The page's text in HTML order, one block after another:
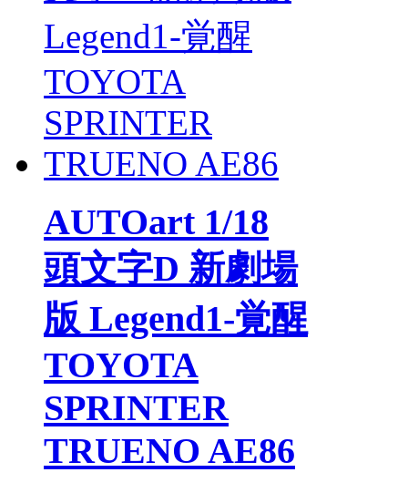
AUTOart 1/18
頭文字D 新劇場
版 Legend1-覚醒
TOYOTA
SPRINTER
TRUENO AE86